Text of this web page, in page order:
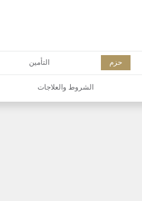
حزم التأمين
الشروط والعلاجات